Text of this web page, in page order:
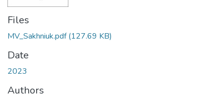
Files
MV_Sakhniuk.pdf(127.69 KB)
Date
2023
Authors